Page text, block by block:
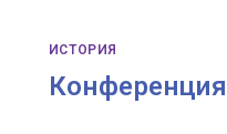
ИСТОРИЯ